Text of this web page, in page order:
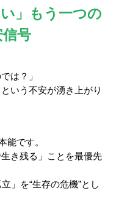
」もう一つの
号
は？」
いう不安が湧き上がり
能です。
き残る」ことを最優先
」を“生存の危機”とし